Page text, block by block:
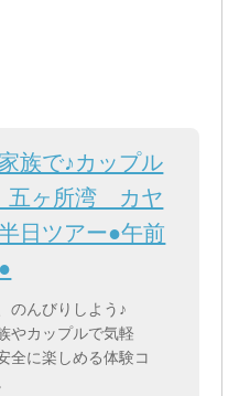
家族で♪カップル
五ヶ所湾 カヤ
日ツアー●午前
のんびりしよう♪
やカップルで気軽
全に楽しめる体験コ